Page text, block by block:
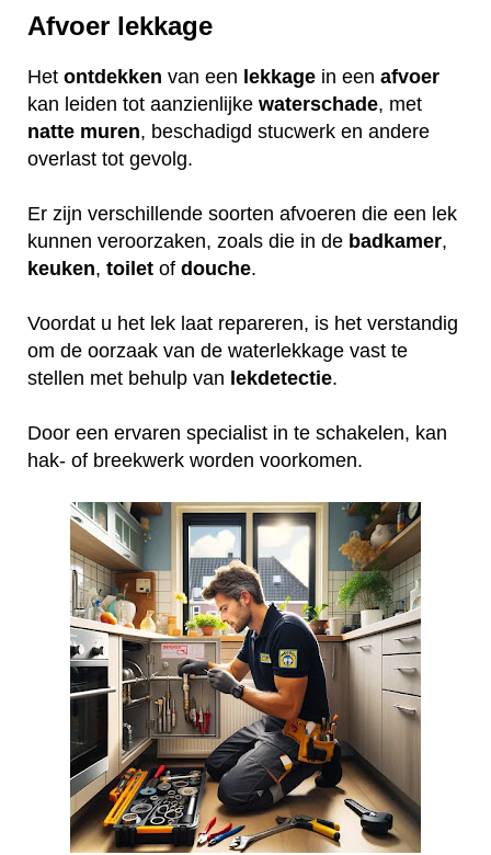
Afvoer lekkage
Het ontdekken van een lekkage in een afvoer
kan leiden tot aanzienlijke waterschade, met
natte muren, beschadigd stucwerk en andere
overlast tot gevolg.
Er zijn verschillende soorten afvoeren die een lek
kunnen veroorzaken, zoals die in de badkamer,
keuken, toilet of douche.
Voordat u het lek laat repareren, is het verstandig
om de oorzaak van de waterlekkage vast te
stellen met behulp van lekdetectie.
Door een ervaren specialist in te schakelen, kan
hak- of breekwerk worden voorkomen.